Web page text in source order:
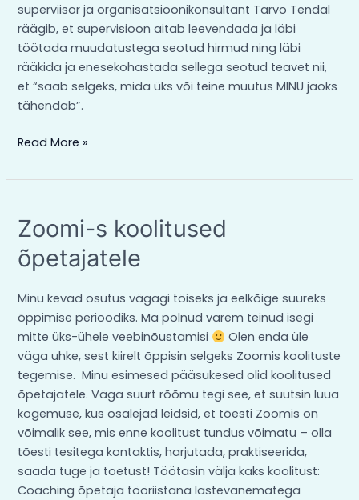
superviisor ja organisatsioonikonsultant Tarvo Tendal
räägib, et supervisioon aitab leevendada ja läbi
töötada muudatustega seotud hirmud ning läbi
rääkida ja enesekohastada sellega seotud teavet nii,
et “saab selgeks, mida üks või teine muutus MINU jaoks
tähendab”.
Read More »
Zoomi-s koolitused
õpetajatele
Minu kevad osutus vägagi töiseks ja eelkõige suureks
õppimise perioodiks. Ma polnud varem teinud isegi
mitte üks-ühele veebinõustamisi
Olen enda üle
väga uhke, sest kiirelt õppisin selgeks Zoomis koolituste
tegemise. Minu esimesed pääsukesed olid koolitused
õpetajatele. Väga suurt rõõmu tegi see, et suutsin luua
kogemuse, kus osalejad leidsid, et tõesti Zoomis on
võimalik see, mis enne koolitust tundus võimatu – olla
tõesti tesitega kontaktis, harjutada, praktiseerida,
saada tuge ja toetust! Töötasin välja kaks koolitust:
Coaching õpetaja tööriistana lastevanematega
Zoomi-
s
koolitused